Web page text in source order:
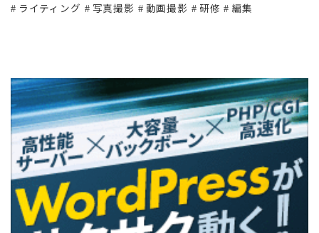
ライティング
写真撮影 動画撮影 研修 編集